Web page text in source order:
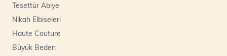
Tesettür Abiye
Nikah Elbiseleri
Haute Couture
Büyük Beden